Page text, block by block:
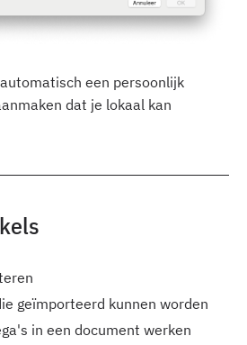
een persoonlijk
dat je lokaal kan
geïmporteerd kunnen worden
in een document werken